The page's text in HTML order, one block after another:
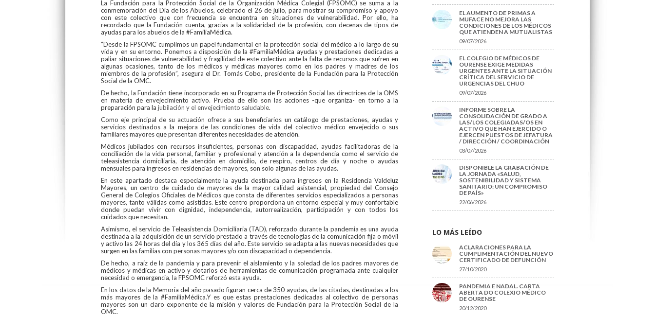
La Fundación para la Protección Social de la Organización Médica Colegial (FPSOMC) se suma a la
conmemoración del Día de los Abuelos, celebrado el 26 de julio, para mostrar su compromiso y apoyo
con este colectivo que con frecuencia se encuentra en situaciones de vulnerabilidad. Por ello, ha
recordado que la Fundación cuenta, gracias a la solidaridad de la profesión, con decenas de tipos de
ayudas para los abuelos de la #FamiliaMédica.
“Desde la FPSOMC cumplimos un papel fundamental en la protección social del médico a lo largo de su
vida y en su entorno. Ponemos a disposición de la #FamiliaMédica ayudas y prestaciones dedicadas a
paliar situaciones de vulnerabilidad y fragilidad de este colectivo ante la falta de recursos que sufren en
algunas ocasiones, tanto de los médicos y médicas mayores como en los padres y madres de los
miembros de la profesión”, asegura el Dr. Tomás Cobo, presidente de la Fundación para la Protección
Social de la OMC.
De hecho, la Fundación tiene incorporado en su Programa de Protección Social las directrices de la OMS
en materia de envejecimiento activo. Prueba de ello son las acciones -que organiza- en torno a la
preparación para la jubilación y el envejecimiento saludable.
Como eje principal de su actuación ofrece a sus beneficiarios un catálogo de prestaciones, ayudas y
servicios destinados a la mejora de las condiciones de vida del colectivo médico envejecido o sus
familiares mayores que presentan diferentes necesidades de atención.
Médicos jubilados con recursos insuficientes, personas con discapacidad, ayudas facilitadoras de la
conciliación de la vida personal, familiar y profesional y atención a la dependencia como el servicio de
teleasistencia domiciliaria, de atención en domicilio, de respiro, centros de día y noche o ayudas
mensuales para ingresos en residencias de mayores, son solo algunas de las ayudas.
En este apartado destaca especialmente la ayuda destinada para ingresos en la Residencia Valdeluz
Mayores, un centro de cuidado de mayores de la mayor calidad asistencial, propiedad del Consejo
General de Colegios Oficiales de Médicos que consta de diferentes servicios especializados a personas
mayores, tanto válidas como asistidas. Este centro proporciona un entorno especial y muy confortable
donde puedan vivir con dignidad, independencia, autorrealización, participación y con todos los
cuidados que necesitan.
Asimismo, el servicio de Teleasistencia Domiciliaria (TAD), reforzado durante la pandemia es una ayuda
destinada a la adquisición de un servicio prestado a través de tecnologías de la comunicación fija o móvil
y activo las 24 horas del día y los 365 días del año. Este servicio se adapta a las nuevas necesidades que
surgen en las familias con personas mayores y/o con discapacidad o dependencia.
De hecho, a raíz de la pandemia y para prevenir el aislamiento y la soledad de los padres mayores de
médicos y médicas en activo y dotarlos de herramientas de comunicación programada ante cualquier
necesidad o emergencia, la FPSOMC reforzó esta ayuda.
En los datos de la Memoria del año pasado figuran cerca de 350 ayudas, de las citadas, destinadas a los
más mayores de la #FamiliaMédica.Y es que estas prestaciones dedicadas al colectivo de personas
mayores son un claro exponente de la misión y valores de Fundación para la Protección Social de la
OMC.
EL AUMENTO DE PRIMAS A
MUFACE NO MEJORA LAS
CONDICIONES DE LOS MÉDICOS
QUE ATIENDEN A MUTUALISTAS
09/07/2026
EL COLEGIO DE MÉDICOS DE
OURENSE EXIGE MEDIDAS
URGENTES ANTE LA SITUACIÓN
CRÍTICA DEL SERVICIO DE
URGENCIAS DEL CHUO
09/07/2026
INFORME SOBRE LA
CONSOLIDACIÓN DE GRADO A
LAS/LOS COLEGIADAS/OS EN
ACTIVO QUE HAN EJERCIDO O
EJERCEN PUESTOS DE JEFATURA
/ DIRECCIÓN / COORDINACIÓN
03/07/2026
DISPONIBLE LA GRABACIÓN DE
LA JORNADA «SALUD,
SOSTENIBILIDAD Y SISTEMA
SANITARIO: UN COMPROMISO
DE PAÍS»
22/06/2026
LO MÁS LEÍDO
ACLARACIONES PARA LA
CUMPLIMENTACIÓN DEL NUEVO
CERTIFICADO DE DEFUNCIÓN
27/10/2020
PANDEMIA E NADAL. CARTA
ABERTA DO COLEXIO MÉDICO
DE OURENSE
20/12/2020